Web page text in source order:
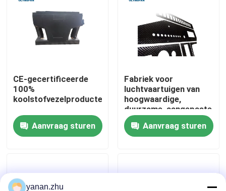
Fabriekstocht
Neem contact met ons op
Nieuws
AAC-Autoclaaf
CE-gecertificeerde
100%
koolstofvezelproducten
Aanvraag sturen
Fabriek voor
luchtvaartuigen van
hoogwaardige,
duurzame, aangepaste
koolstofvezels
Aanvraag sturen
yanan.zhu